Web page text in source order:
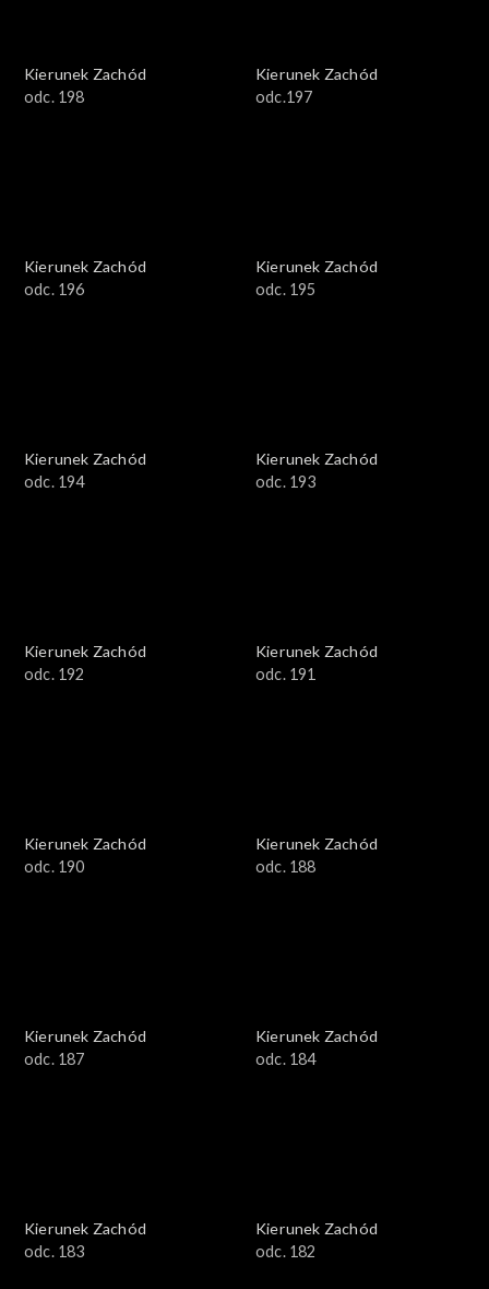
Kierunek Zachód
odc. 198
Kierunek Zachód
odc.197
Kierunek Zachód
odc. 196
Kierunek Zachód
odc. 195
Kierunek Zachód
odc. 194
Kierunek Zachód
odc. 193
Kierunek Zachód
odc. 192
Kierunek Zachód
odc. 191
Kierunek Zachód
odc. 190
Kierunek Zachód
odc. 188
Kierunek Zachód
odc. 187
Kierunek Zachód
odc. 184
Kierunek Zachód
odc. 183
Kierunek Zachód
odc. 182